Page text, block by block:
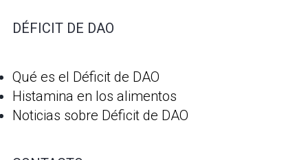
DÉFICIT DE DAO
Qué es el Déficit de DAO
Histamina en los alimentos
Noticias sobre Déficit de DAO